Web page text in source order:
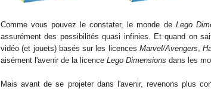
Comme vous pouvez le constater, le monde de Lego
assurément des possibilités quasi infinies. Et quand on
vidéo (et jouets) basés sur les licences Marvel/Avengers,
aisément l'avenir de la licence Lego Dimensions dans les
Mais avant de se projeter dans l'avenir, revenons plus